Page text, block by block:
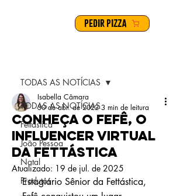
PEDIR PIZZA
TODAS AS NOTÍCIAS
Fettástica
João Pessoa
Natal
Produtos
TODAS AS NOTÍCIAS
Conheça o Fefê, o
influencer virtual
da Fettástica
Isabella Câmara
30 de abr. de 2022 3 min de leitura
Atualizado: 19 de jul. de 2025
Estagiário Sênior da Fettástica,